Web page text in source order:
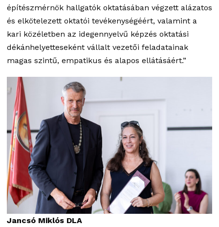
építészmérnök hallgatók oktatásában végzett alázatos
és elkötelezett oktatói tevékenységéért, valamint a
kari közéletben az idegennyelvű képzés oktatási
dékánhelyetteseként vállalt vezetői feladatainak
magas szintű, empatikus és alapos ellátásáért.”
Jancsó Miklós DLA